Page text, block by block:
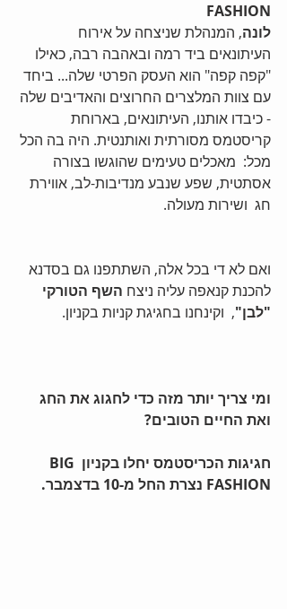
FASHION
לונה, המנהלת שניצחה על אירוח
העיתונאים ביד רמה ובאהבה רבה, כאילו
"קפה קפה" הוא העסק הפרטי שלה... ביחד
עם צוות המלצרים החרוצים והאדיבים שלה
- כיבדו אותנו, העיתונאים, בארוחת
קריסטמס מסורתית ואותנטית. היה בה הכל
מכל:  מאכלים טעימים שהוגשו בצורה
אסתטית, שפע שנבע מנדיבות-לב, אווירת
חג  ושירות מעולה.
ואם לא די בכל אלה, השתתפנו גם בסדנא
להכנת קנאפה עליה ניצח השף הטורקי
"לבן",  וקינחנו בחגיגת קניות בקניון.
ומי צריך יותר מזה כדי לחגוג את החג
ואת החיים הטובים?
חגיגות הכריסטמס יחלו בקניון BIG
FASHION נצרת החל מ-10 בדצמבר.